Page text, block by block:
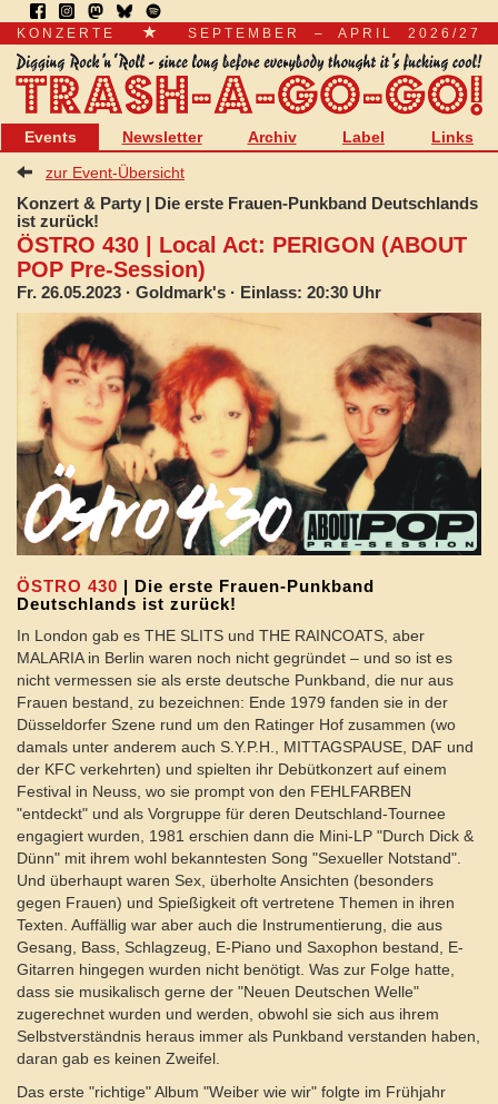
KONZERTE SEPTEMBER – APRIL 2026/27
Events Newsletter Archiv Label
Links
zur Event-Übersicht
Konzert & Party | Die erste Frauen-Punkband Deutschlands
ist zurück!
ÖSTRO 430 | Local Act: PERIGON (ABOUT
POP Pre-Session)
Fr. 26.05.2023 · Goldmark's · Einlass: 20:30 Uhr
ÖSTRO 430 | Die erste Frauen-Punkband
Deutschlands ist zurück!
In London gab es THE SLITS und THE RAINCOATS, aber
MALARIA in Berlin waren noch nicht gegründet – und so ist es
nicht vermessen sie als erste deutsche Punkband, die nur aus
Frauen bestand, zu bezeichnen: Ende 1979 fanden sie in der
Düsseldorfer Szene rund um den Ratinger Hof zusammen (wo
damals unter anderem auch S.Y.P.H., MITTAGSPAUSE, DAF und
der KFC verkehrten) und spielten ihr Debütkonzert auf einem
Festival in Neuss, wo sie prompt von den FEHLFARBEN
"entdeckt" und als Vorgruppe für deren Deutschland-Tournee
engagiert wurden, 1981 erschien dann die Mini-LP "Durch Dick &
Dünn" mit ihrem wohl bekanntesten Song "Sexueller Notstand".
Und überhaupt waren Sex, überholte Ansichten (besonders
gegen Frauen) und Spießigkeit oft vertretene Themen in ihren
Texten. Auffällig war aber auch die Instrumentierung, die aus
Gesang, Bass, Schlagzeug, E-Piano und Saxophon bestand, E-
Gitarren hingegen wurden nicht benötigt. Was zur Folge hatte,
dass sie musikalisch gerne der "Neuen Deutschen Welle"
zugerechnet wurden und werden, obwohl sie sich aus ihrem
Selbstverständnis heraus immer als Punkband verstanden haben,
daran gab es keinen Zweifel.
Das erste "richtige" Album "Weiber wie wir" folgte im Frühjahr